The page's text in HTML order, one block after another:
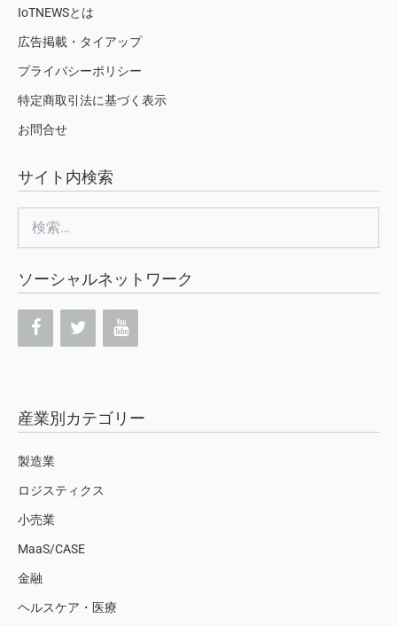
IoTNEWSとは
広告掲載・タイアップ
プライバシーポリシー
特定商取引法に基づく表示
お問合せ
サイト内検索
索:
ソーシャルネットワーク
産業別カテゴリー
製造業
ロジスティクス
小売業
MaaS/CASE
金融
ヘルスケア・医療